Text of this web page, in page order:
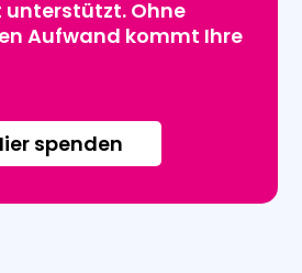
unterstützt. Ohne
Aufwand kommt Ihre
spenden